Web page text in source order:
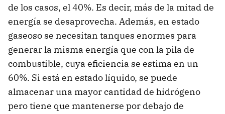
de los casos, el 40%. Es decir, más de la mitad de
energía se desaprovecha. Además, en estado
gaseoso se necesitan tanques enormes para
generar la misma energía que con la pila de
combustible, cuya eficiencia se estima en un
60%. Si está en estado líquido, se puede
almacenar una mayor cantidad de hidrógeno
pero tiene que mantenerse por debajo de